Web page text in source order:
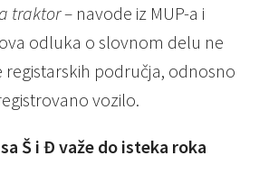
traktor – navode iz MUP-a i
odluka o slovnom delu ne
registarskih područja, odnosno
vozilo.
Š i Đ važe do isteka roka